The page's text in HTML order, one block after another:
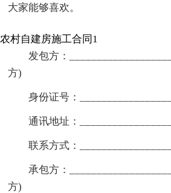
大家能够喜欢。
农村自建房施工合同1
发包方：
方)
身份证号：
通讯地址：
联系方式：
承包方：
方)